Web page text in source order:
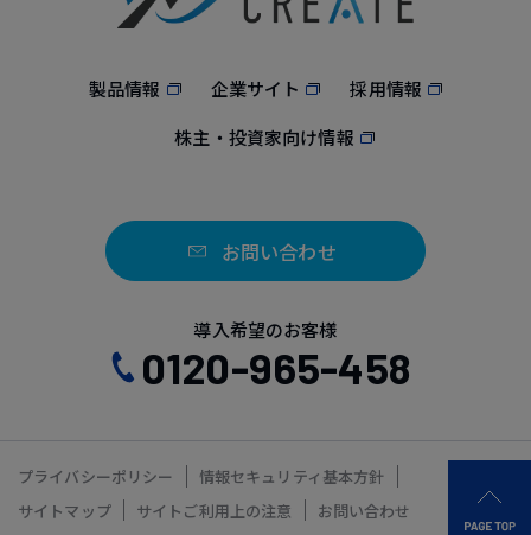
製品情報 企業サイト
採用情報
株主・投資家向け情報
お問い合わせ
導入希望のお客様
0120-965-458
プライバシーポリシー
情報セキュリティ基本方針
サイトマップ
サイトご利用上の注意 お問い合わせ